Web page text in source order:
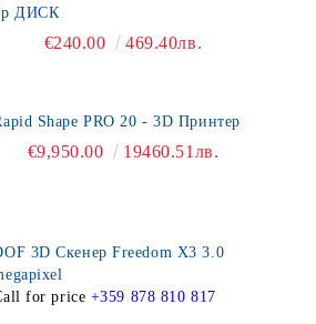
бр ДИСК
€240.00 469.40лв.
Shape PRO 20 - 3D Принтер
€9,950.00 19460.51лв.
3D Скенер Freedom X3 3.0
for price +359 878 810 817